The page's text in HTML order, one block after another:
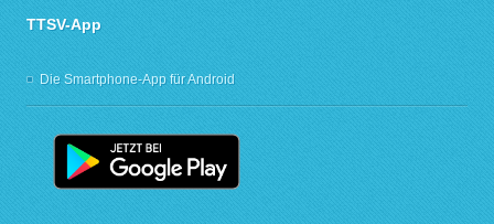
TTSV-App
Die Smartphone-App für Android